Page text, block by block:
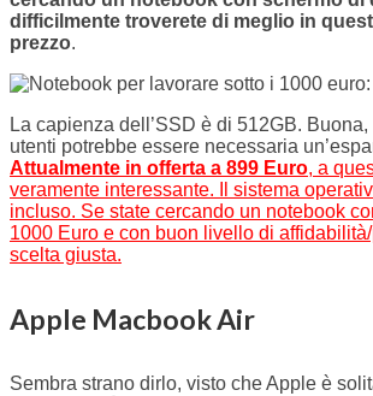
difficilmente troverete di meglio in
prezzo.
La capienza dell’SSD è di 512GB.
utenti potrebbe essere necessaria
Attualmente in offerta a 899 Euro, a
veramente interessante. Il sistema
incluso. Se state cercando un notebook
1000 Euro e con buon livello di
scelta giusta.
Apple Macbook Air
Sembra strano dirlo, visto che Apple è